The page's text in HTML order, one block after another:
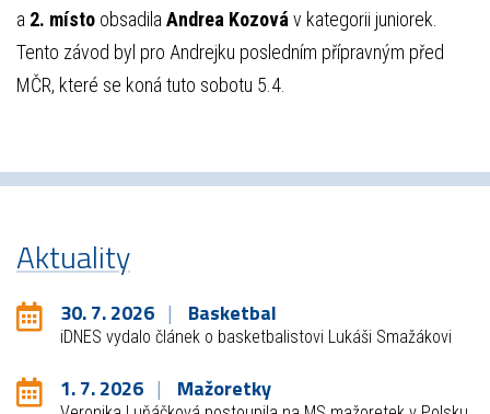
a 2. místo obsadilaAndrea Kozováv kategorii juniorek.
Tento závod byl pro Andrejku posledním přípravným před
MČR, které se koná tuto sobotu 5.4.
Aktuality
30. 7. 2026 Basketbal
iDNES vydalo článek o basketbalistovi Lukáši Smažákovi
1. 7. 2026 Mažoretky